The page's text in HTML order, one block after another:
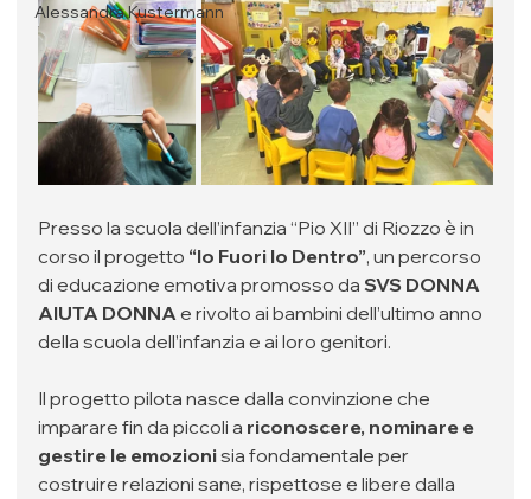
Alessandra Kustermann
Presso la scuola dell’infanzia “Pio XII” di Riozzo è in
corso il progetto “Io Fuori Io Dentro”, un percorso
di educazione emotiva promosso da SVS DONNA
AIUTA DONNA e rivolto ai bambini dell’ultimo anno
della scuola dell’infanzia e ai loro genitori.
Il progetto pilota nasce dalla convinzione che
imparare fin da piccoli a riconoscere, nominare e
gestire le emozioni sia fondamentale per
costruire relazioni sane, rispettose e libere dalla